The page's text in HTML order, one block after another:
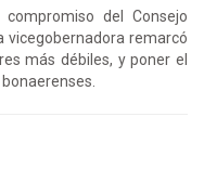
del Consejo
vicegobernadora remarcó
más débiles, y poner el